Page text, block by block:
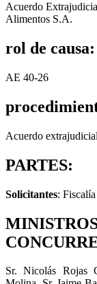
Acuerdo
Alimentos S.A.
rol de causa:
AE 40-26
Acuerdo extrajudicial
PARTES:
Solicitantes:
Sr. Nicolás Rojas